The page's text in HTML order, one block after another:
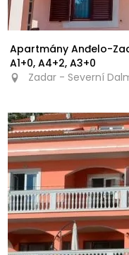
Apartmány Anđelo-
A1+0, A4+2, A3+0
Zadar - Severní